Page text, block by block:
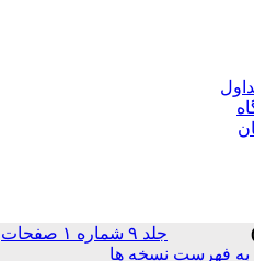
جلد ۹ شماره ۱ صفحات